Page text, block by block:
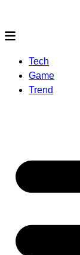
Tech
Game
Trend